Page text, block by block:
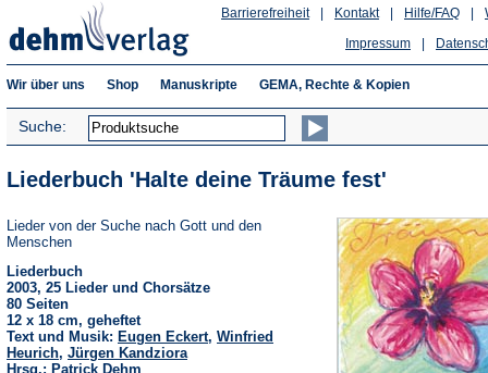
Hilfe/FAQ
Kontakt
Barrierefreiheit
Impressum
Wir über uns Shop Manuskripte GEMA, Rechte & Kopien
Suche:
Liederbuch 'Halte deine Träume fest'
Lieder von der Suche nach Gott und den
Menschen
Liederbuch
2003, 25 Lieder und Chorsätze
80 Seiten
12 x 18 cm, geheftet
Text und Musik: Eugen Eckert, Winfried
Heurich, Jürgen Kandziora
Hrsg.: Patrick Dehm